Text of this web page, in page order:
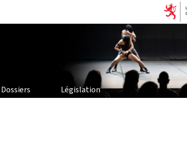
Dossiers
Législation